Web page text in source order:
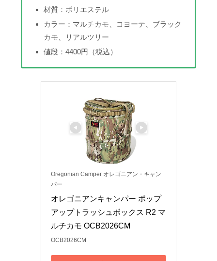
材質：ポリエステル
カラー：マルチカモ、コヨーテ、ブラック
カモ、リアルツリー
値段：4400円（税込）
Oregonian Camper オレゴニアン・キャン
パー
オレゴニアンキャンパー ポップ
アップトラッシュボックス R2 マ
ルチカモ OCB2026CM
OCB2026CM